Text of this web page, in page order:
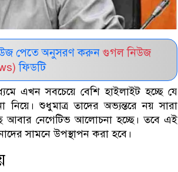
পেতে অনুসরণ করুন গুগল নিউজ
ফিডটি
এখন সবচেয়ে বেশি হাইলাইট হচ্ছে যে
শুধুমাত্র তাদের অভ্যন্তরে নয় সারা
আবার নেগেটিভ আলোচনা হচ্ছে। তবে এই
সামনে উপস্থাপন করা হবে।